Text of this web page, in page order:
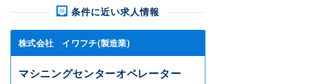
条件に近い求人情報
株式会社 イワフチ(製造業)
マシニングセンターオペレーター